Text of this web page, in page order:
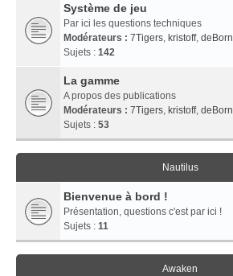
Système de jeu
Par ici les questions techniques
Modérateurs : 7Tigers, kristoff, deBorn
Sujets : 142
La gamme
A propos des publications
Modérateurs : 7Tigers, kristoff, deBorn
Sujets : 53
Nautilus
Bienvenue à bord !
Présentation, questions c'est par ici !
Sujets : 11
Awaken